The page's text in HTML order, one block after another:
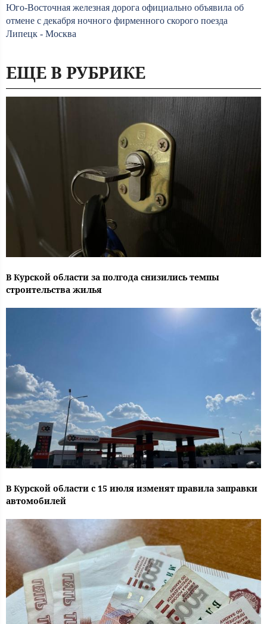
Юго-Восточная железная дорога официально объявила об
отмене с декабря ночного фирменного скорого поезда
Липецк - Москва
ЕЩЕ В РУБРИКЕ
В Курской области за полгода снизились темпы
строительства жилья
В Курской области с 15 июля изменят правила заправки
автомобилей